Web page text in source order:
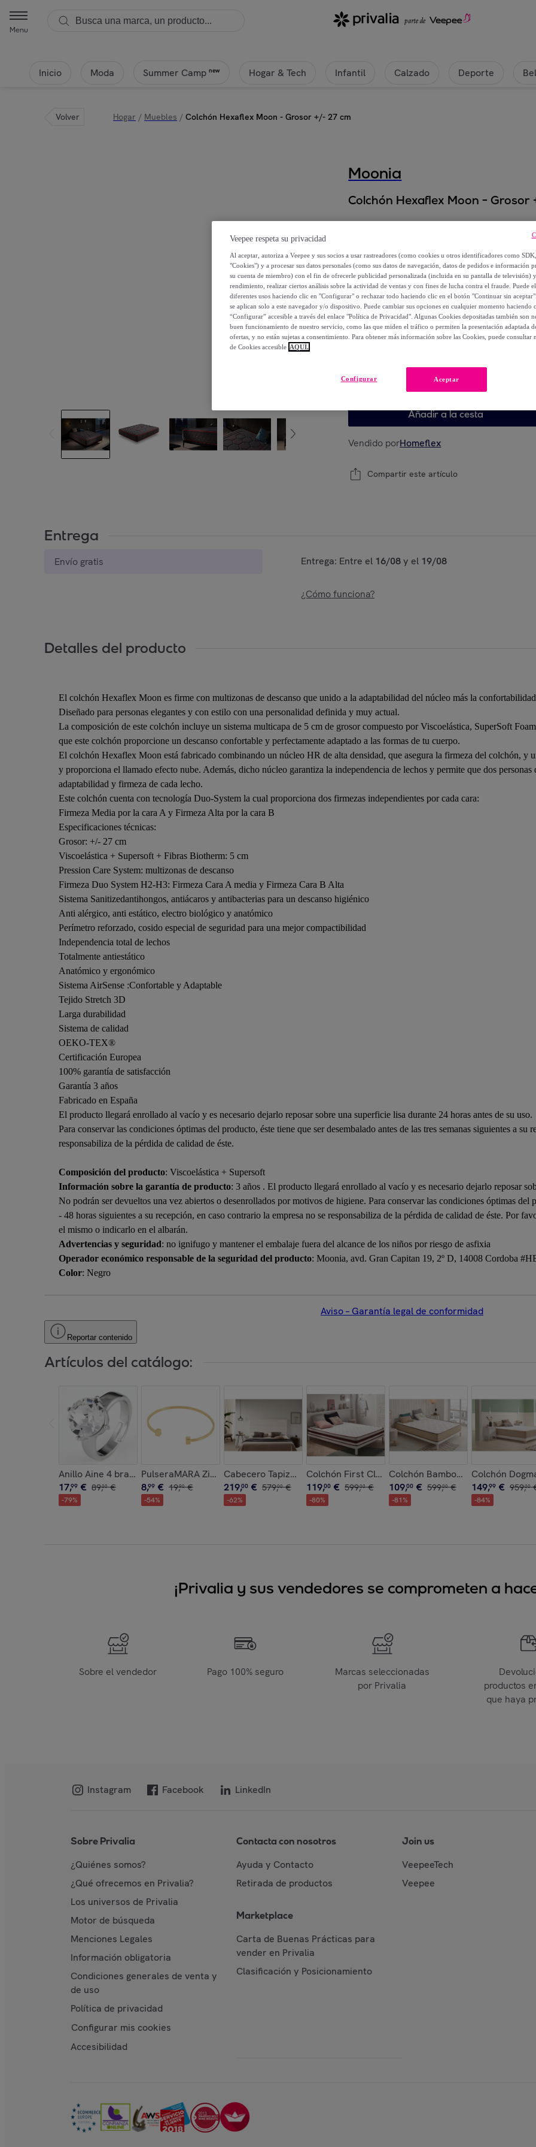
Menu
Inicio Moda Summer Camp new Hogar & Tech Infantil Calzado Deporte
Volver Hogar / Muebles / Colchón Hexaflex Moon - Grosor +/- 27 cm
Moonia
Colchón Hexaflex Moon - Grosor
239, €
1009,00 €
-76%
Elige tu modelo
Elige tu modelo
Añadir a la cesta
Vendido porHomeflex
Compartir este artículo
Entrega
Envío gratis Entrega: Entre el 16/08y el 19/08
¿Cómo funciona?
Detalles del producto
El colchón Hexaflex Moon es firme con multizonas de descanso que unido a la adaptabilidad del núcleo más la
Diseñado para personas elegantes y con estilo con una personalidad definida y muy actual.
La composición de este colchón incluye un sistema multicapa de 5 cm de grosor compuesto por Viscoelástica, SuperSoft
que este colchón proporcione un descanso confortable y perfectamente adaptado a las formas de tu cuerpo.
El colchón Hexaflex Moon está fabricado combinando un núcleo HR de alta densidad, que asegura la firmeza del colchón, y
y proporciona el llamado efecto nube. Además, dicho núcleo garantiza la independencia de lechos y permite que dos personas
adaptabilidad y firmeza de cada lecho.
Este colchón cuenta con tecnología Duo-System la cual proporciona dos firmezas independientes por cada cara:
Firmeza Media por la cara A y Firmeza Alta por la cara B
Especificaciones técnicas:
Grosor: +/- 27 cm
Viscoelástica + Supersoft + Fibras Biotherm: 5 cm
Pression Care System: multizonas de descanso
Firmeza Duo System H2-H3: Firmeza Cara A media y Firmeza Cara B Alta
Sistema Sanitizedantihongos, antiácaros y antibacterias para un descanso higiénico
Anti alérgico, anti estático, electro biológico y anatómico
Perímetro reforzado, cosido especial de seguridad para una mejor compactibilidad
Independencia total de lechos
Totalmente antiestático
Anatómico y ergonómico
Sistema AirSense :Confortable y Adaptable
Tejido Stretch 3D
Larga durabilidad
Sistema de calidad
OEKO-TEX®
Certificación Europea
100% garantía de satisfacción
Garantía 3 años
Fabricado en España
El producto llegará enrollado al vacío y es necesario dejarlo reposar sobre una superficie lisa durante 24 horas antes de su uso.
Para conservar las condiciones óptimas del producto, éste tiene que ser desembalado antes de las tres semanas siguientes a su
responsabiliza de la pérdida de calidad de éste.
Composición del producto: Viscoelástica + Supersoft
Información sobre la garantía de producto: 3 años . El producto llegará enrollado al vacío y es necesario dejarlo reposar
No podrán ser devueltos una vez abiertos o desenrollados por motivos de higiene. Para conservar las condiciones óptimas del
- 48 horas siguientes a su recepción, en caso contrario la empresa no se responsabiliza de la pérdida de calidad de éste. Por
el mismo o indicarlo en el albarán.
Advertencias y seguridad: no ignifugo y mantener el embalaje fuera del alcance de los niños por riesgo de asfixia
Operador económico responsable de la seguridad del producto: Moonia, avd. Gran Capitan 19, 2º D, 14008 Cordoba
Color: Negro
Aviso – Garantía legal de conformidad
Reportar contenido
Artículos del catálogo:
Anillo Aine 4 brass bañado en oro blanco 18K y cristalde Swarovski
17,99 € 89,00 €
-79%
PulseraMARA Zinc
8,99 € 19,90 €
-54%
Cabecero Tapizado Genova Acualine
219,00 € 579,00 €
-62%
Colchón First Class Edition - Viscosoft - Grosor +/-
119,00 € 599,00 €
-80%
Colchón Bamboo Eco Fresh -
109,00 € 599,00 €
-81%
Colchón
149,99 € 959,00
-84%
¡Privalia y sus vendedores se comprometen a
Sobre el vendedor Pago 100% seguro
Marcas seleccionadas
por Privalia
productos
que haya
Instagram Facebook LinkedIn
Sobre Privalia
¿Quiénes somos?
¿Qué ofrecemos en Privalia?
Los universos de Privalia
Motor de búsqueda
Menciones Legales
Información obligatoria
Condiciones generales de venta y
de uso
Política de privacidad
Configurar mis cookies
Accesibilidad
Contacta con nosotros
Ayuda y Contacto
Retirada de productos
Marketplace
Carta de Buenas Prácticas para
vender en Privalia
Clasificación y Posicionamiento
Join us
VeepeeTech
Veepee
Veepee respeta su privacidad
Al aceptar, autoriza a Veepee y sus socios a usar rastreadores (como cookies u otros identificadores como
"Cookies") y a procesar sus datos personales (como sus datos de navegación, datos de pedidos e información
su cuenta de miembro) con el fin de ofrecerle publicidad personalizada (incluida en su pantalla de televisión)
rendimiento, realizar ciertos análisis sobre la actividad de ventas y con fines de lucha contra el fraude. Puede
diferentes usos haciendo clic en "Configurar" o rechazar todo haciendo clic en el botón "Continuar sin
se aplican solo a este navegador y/o dispositivo. Puede cambiar sus opciones en cualquier momento haciendo
“Configurar” accesible a través del enlace "Política de Privacidad". Algunas Cookies depositadas también son
buen funcionamiento de nuestro servicio, como las que miden el tráfico o permiten la presentación adaptada
ofertas, y no están sujetas a consentimiento. Para obtener más información sobre las Cookies, puede consultar
de Cookies accesible AQUÍ.
Aceptar
Configurar